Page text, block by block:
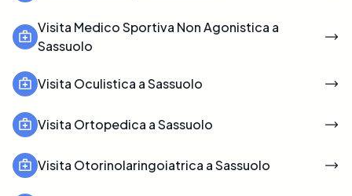
Visita Medico Sportiva Non Agonistica a
Sassuolo
Visita Oculistica a Sassuolo
Visita Ortopedica a Sassuolo
Visita Otorinolaringoiatrica a Sassuolo